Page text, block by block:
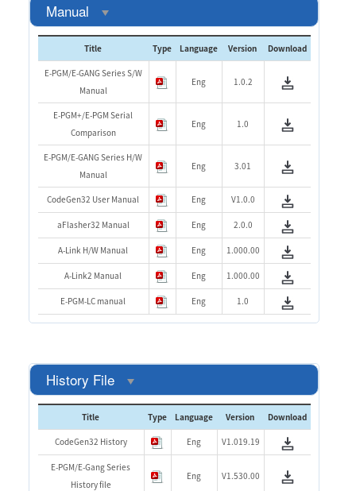
Manual
Title Type Language Version Download
E-PGM/E-GANG Series S/W
Manual
Eng 1.0.2
E-PGM+/E-PGM Serial
Comparison
Eng 1.0
E-PGM/E-GANG Series H/W
Manual
Eng 3.01
CodeGen32 User Manual Eng V1.0.0
aFlasher32 Manual Eng 2.0.0
A-Link H/W Manual Eng 1.000.00
A-Link2 Manual Eng 1.000.00
E-PGM-LC manual Eng 1.0
History File
Title Type Language Version Download
CodeGen32 History Eng V1.019.19
E-PGM/E-Gang Series
History file
Eng V1.530.00